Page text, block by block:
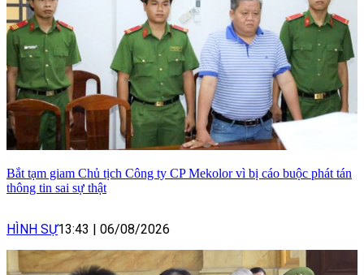
Bắt tạm giam Chủ tịch Công ty CP Mekolor vì bị cáo buộc phát tán
thông tin sai sự thật
HÌNH SỰ13:43 | 06/08/2026